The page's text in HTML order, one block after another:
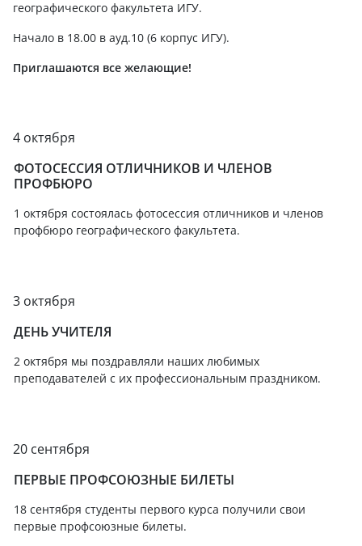
географического факультета ИГУ.
Начало в 18.00 в ауд.10 (6 корпус ИГУ).
Приглашаются все желающие!
4 октября
ФОТОСЕССИЯ ОТЛИЧНИКОВ И ЧЛЕНОВ
ПРОФБЮРО
1 октября состоялась фотосессия отличников и членов
профбюро географического факультета.
3 октября
ДЕНЬ УЧИТЕЛЯ
2 октября мы поздравляли наших любимых
преподавателей с их профессиональным праздником.
20 сентября
ПЕРВЫЕ ПРОФСОЮЗНЫЕ БИЛЕТЫ
18 сентября студенты первого курса получили свои
первые профсоюзные билеты.